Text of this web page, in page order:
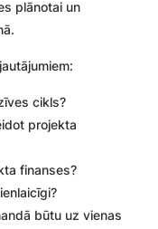
plānotai un
cikls?
projekta
finanses?
būtu uz vienas